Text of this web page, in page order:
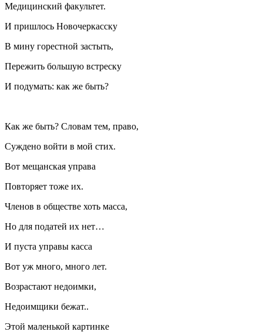
Медицинский факультет.
И пришлось Новочеркасску
В мину горестной застыть,
Пережить большую встреску
И подумать: как же быть?
Как же быть? Словам тем, право,
Суждено войти в мой стих.
Вот мещанская управа
Повторяет тоже их.
Членов в обществе хоть масса,
Но для податей их нет…
И пуста управы касса
Вот уж много, много лет.
Возрастают недоимки,
Недоимщики бежат..
Этой маленькой картинке